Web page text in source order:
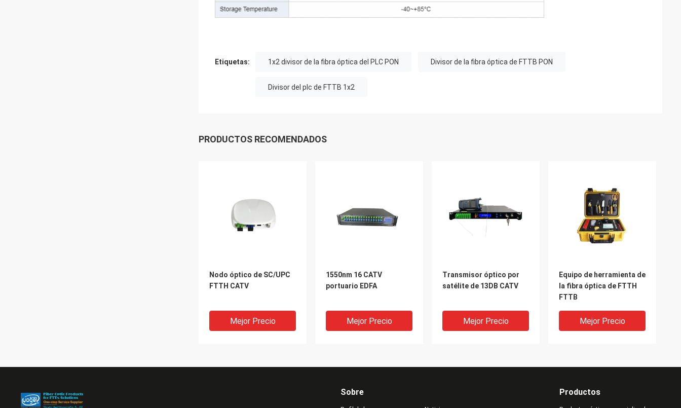
Etiquetas: 1x2 divisor de la fibra óptica del PLC PON Divisor de la fibra óptica de FTTB PON
Divisor del plc de FTTB 1x2
PRODUCTOS RECOMENDADOS
Nodo óptico de SC/UPC
FTTH CATV
Mejor Precio
1550nm 16 CATV
portuario EDFA
Mejor Precio
Transmisor óptico por
satélite de 13DB CATV
Mejor Precio
Equipo de herramienta de
la fibra óptica de FTTH
FTTB
Mejor Precio
Sobre Productos